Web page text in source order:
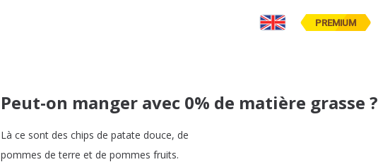
PREMIUM
Peut-on manger avec 0% de matière grasse ?
Là ce sont des chips de patate douce, de
pommes de terre et de pommes fruits.